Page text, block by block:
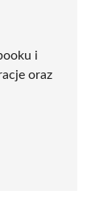
i
oraz